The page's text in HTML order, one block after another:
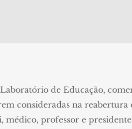
de Educação,
consideradas na reabertura
professor e